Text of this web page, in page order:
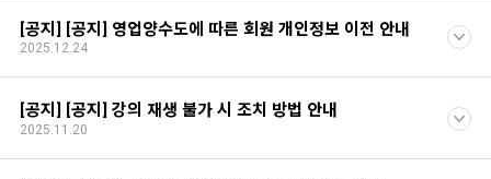
[공지] [공지] 영업양수도에 따른 회원 개인정보 이전 안내
2025.12.24
[공지] [공지] 강의 재생 불가 시 조치 방법 안내
2025.11.20